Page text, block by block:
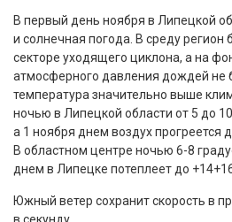
В первый день ноября в Липецкой
и солнечная погода. В среду регион
секторе уходящего циклона, а на
атмосферного давления дождей не
температура значительно выше
ночью в Липецкой области от 5 до
а 1 ноября днем воздух прогреется
В областном центре ночью 6-8
днем в Липецке потеплеет до
Южный ветер сохранит скорость в